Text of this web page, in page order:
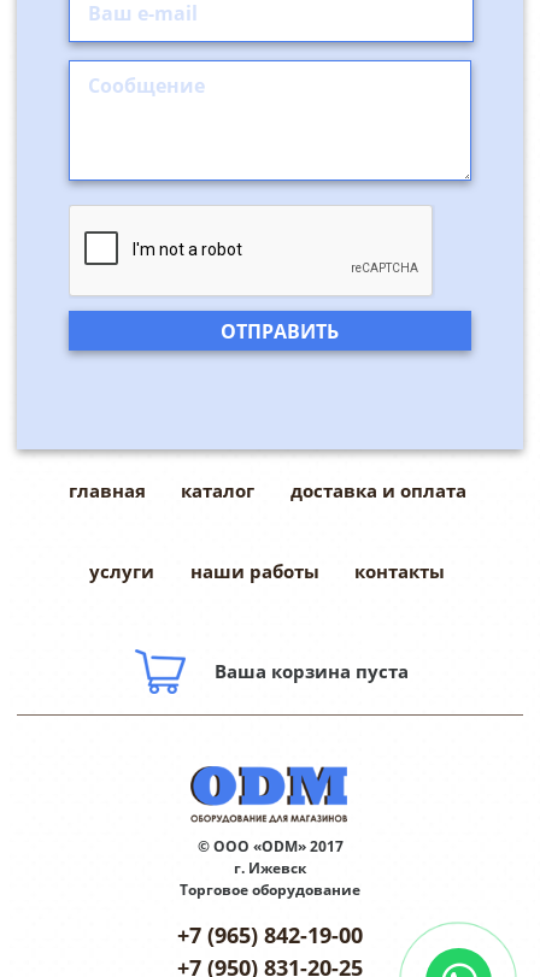
главная каталог доставка и оплата
услуги наши работы контакты
Ваша корзина пуста
© ООО «ODM» 2017
г. Ижевск
Торговое оборудование
+7 (965) 842-19-00
+7 (950) 831-20-25